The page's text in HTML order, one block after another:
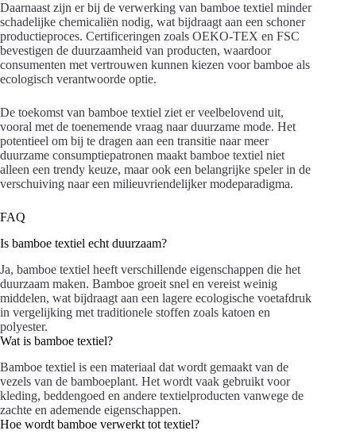
Daarnaast zijn er bij de verwerking van bamboe textiel minder
schadelijke chemicaliën nodig, wat bijdraagt aan een schoner
productieproces. Certificeringen zoals OEKO-TEX en FSC
bevestigen de duurzaamheid van producten, waardoor
consumenten met vertrouwen kunnen kiezen voor bamboe als
ecologisch verantwoorde optie.
De toekomst van bamboe textiel ziet er veelbelovend uit,
vooral met de toenemende vraag naar duurzame mode. Het
potentieel om bij te dragen aan een transitie naar meer
duurzame consumptiepatronen maakt bamboe textiel niet
alleen een trendy keuze, maar ook een belangrijke speler in de
verschuiving naar een milieuvriendelijker modeparadigma.
FAQ
Is bamboe textiel echt duurzaam?
Ja, bamboe textiel heeft verschillende eigenschappen die het
duurzaam maken. Bamboe groeit snel en vereist weinig
middelen, wat bijdraagt aan een lagere ecologische voetafdruk
in vergelijking met traditionele stoffen zoals katoen en
polyester.
Wat is bamboe textiel?
Bamboe textiel is een materiaal dat wordt gemaakt van de
vezels van de bamboeplant. Het wordt vaak gebruikt voor
kleding, beddengoed en andere textielproducten vanwege de
zachte en ademende eigenschappen.
Hoe wordt bamboe verwerkt tot textiel?